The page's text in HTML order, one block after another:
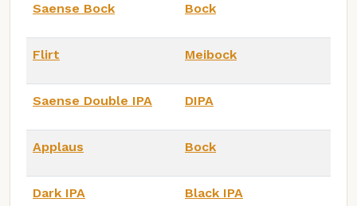
Saense Bock Bock
Flirt Meibock
Saense Double IPA DIPA
Applaus Bock
Dark IPA Black IPA